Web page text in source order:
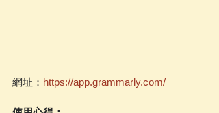
網址： https://app.grammarly.com/